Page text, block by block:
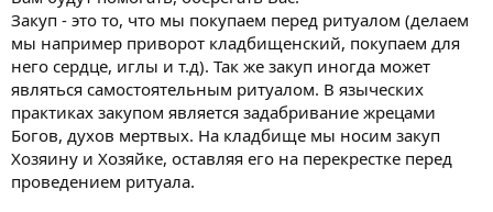
Закуп - это то, что мы покупаем перед ритуалом (делаем
мы например приворот кладбищенский, покупаем для
него сердце, иглы и т.д). Так же закуп иногда может
являться самостоятельным ритуалом. В языческих
практиках закупом является задабривание жрецами
Богов, духов мертвых. На кладбище мы носим закуп
Хозяину и Хозяйке, оставляя его на перекрестке перед
проведением ритуала.